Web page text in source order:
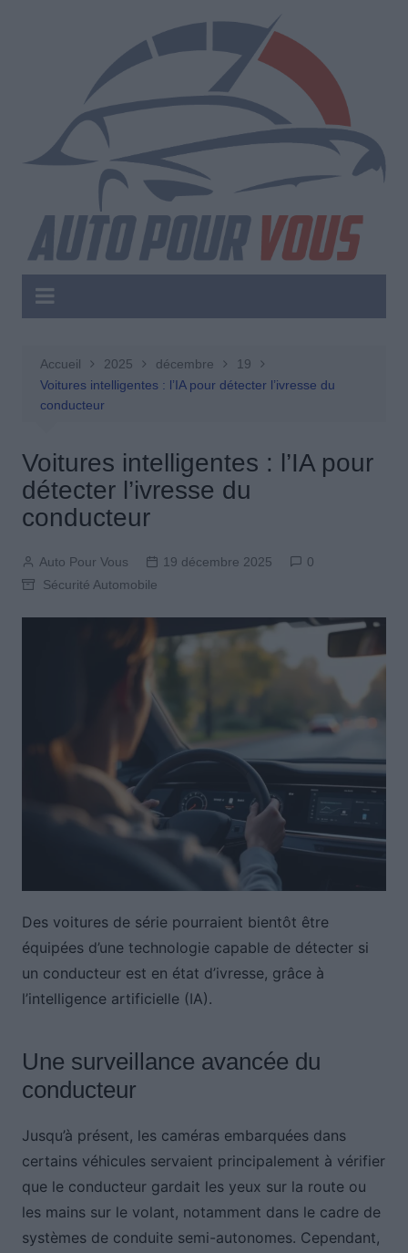
Accueil 2025 décembre
19
Voitures intelligentes : l’IA pour détecter l’ivresse du
conducteur
Voitures intelligentes : l’IA pour
détecter l’ivresse du
conducteur
Auto Pour Vous 19 décembre 2025
0
Sécurité Automobile
Des voitures de série pourraient bientôt être
équipées d’une technologie capable de détecter si
un conducteur est en état d’ivresse, grâce à
l’intelligence artificielle (IA).
Une surveillance avancée du
conducteur
Jusqu’à présent, les caméras embarquées dans
certains véhicules servaient principalement à vérifier
que le conducteur gardait les yeux sur la route ou
les mains sur le volant, notamment dans le cadre de
systèmes de conduite semi-autonomes. Cependant,